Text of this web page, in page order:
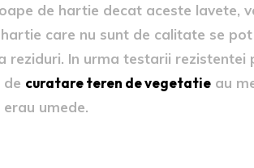
de hartie decat aceste lavete,
care nu sunt de calitate se
reziduri. In urma testarii rezistentei
de curatare teren de vegetatie au
umede.